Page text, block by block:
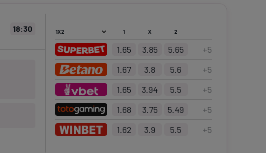
18:30 1 X 2
1.65 3.85 5.65 +5
1.67
3.8 5.6 +5
1.65
3.94 5.5 +5
1.68
3.75 5.49 +5
1.62
3.9 5.5 +5